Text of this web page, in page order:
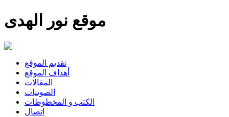
موقع نور الهدى
تقديم الموقع
أهداف الموقع
المقالات
الصوتيات
الكتب و المخطوطات
اتصال